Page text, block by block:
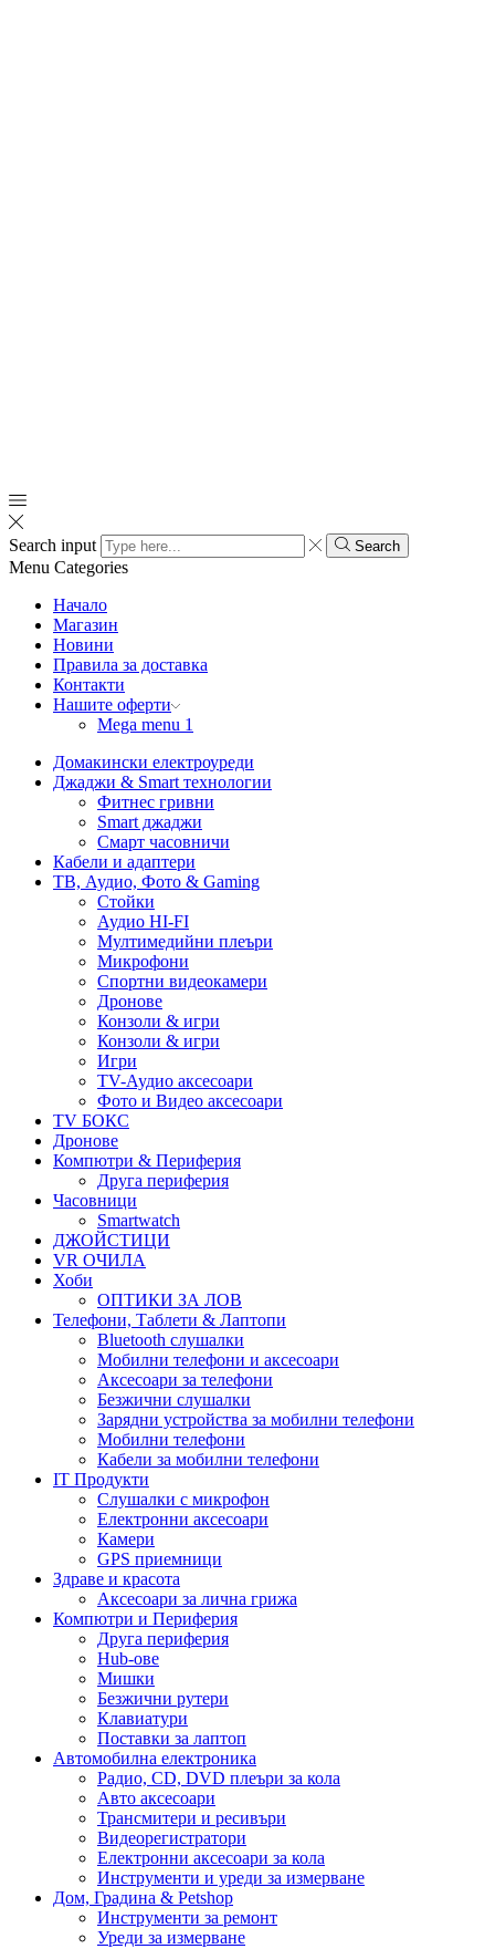
Search input Search
Menu Categories
Начало
Магазин
Новини
Правила за доставка
Контакти
Нашите оферти
Mega menu 1
Домакински електроуреди
Джаджи & Smart технологии
Фитнес гривни
Smart джаджи
Смарт часовничи
Кабели и адаптери
ТВ, Аудио, Фото & Gaming
Стойки
Аудио HI-FI
Мултимедийни плеъри
Микрофони
Спортни видеокамери
Дронове
Конзоли & игри
Конзоли & игри
Игри
TV-Аудио аксесоари
Фото и Видео аксесоари
TV БОКС
Дронове
Компютри & Периферия
Друга периферия
Часовници
Smartwatch
ДЖОЙСТИЦИ
VR ОЧИЛА
Хоби
ОПТИКИ ЗА ЛОВ
Телефони, Таблети & Лаптопи
Bluetooth слушалки
Мобилни телефони и аксесоари
Аксесоари за телефони
Безжични слушалки
Зарядни устройства за мобилни телефони
Мобилни телефони
Кабели за мобилни телефони
IT Продукти
Слушалки с микрофон
Електронни аксесоари
Камери
GPS приемници
Здраве и красота
Аксесоари за лична грижа
Компютри и Периферия
Друга периферия
Hub-ове
Мишки
Безжични рутери
Клавиатури
Поставки за лаптоп
Автомобилна електроника
Радио, CD, DVD плеъри за кола
Авто аксесоари
Трансмитери и ресивъри
Видеорегистратори
Електронни аксесоари за кола
Инструменти и уреди за измерване
Дом, Градина & Petshop
Инструменти за ремонт
Уреди за измерване